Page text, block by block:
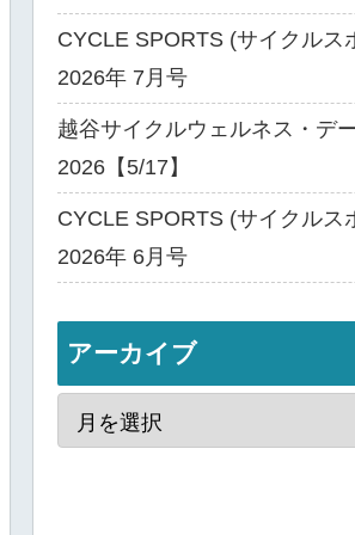
CYCLE SPORTS (サイクルス
2026年 7月号
越谷サイクルウェルネス・デ
2026【5/17】
CYCLE SPORTS (サイクルス
2026年 6月号
アーカイブ